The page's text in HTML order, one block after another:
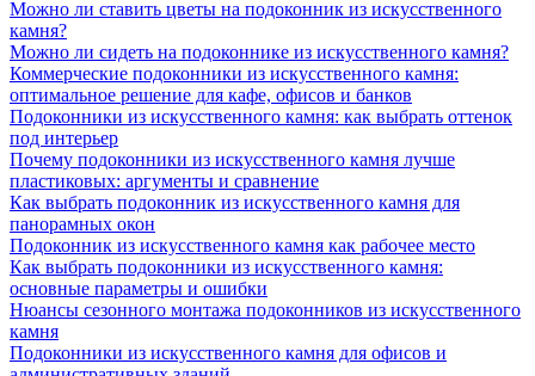
Можно ли ставить цветы на подоконник из искусственного
камня?
Можно ли сидеть на подоконнике из искусственного камня?
Коммерческие подоконники из искусственного камня:
оптимальное решение для кафе, офисов и банков
Подоконники из искусственного камня: как выбрать оттенок
под интерьер
Почему подоконники из искусственного камня лучше
пластиковых: аргументы и сравнение
Как выбрать подоконник из искусственного камня для
панорамных окон
Подоконник из искусственного камня как рабочее место
Как выбрать подоконники из искусственного камня:
основные параметры и ошибки
Нюансы сезонного монтажа подоконников из искусственного
камня
Подоконники из искусственного камня для офисов и